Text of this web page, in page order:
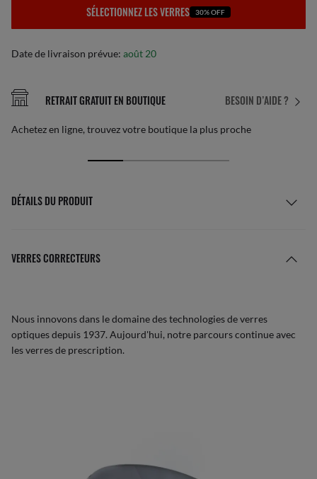
SÉLECTIONNEZ LES VERRES 30% OFF
Date de livraison prévue: août 20
BESOIN D’AIDE ?
RETRAIT GRATUIT EN BOUTIQUE
Achetez en ligne, trouvez votre boutique la plus proche
DÉTAILS DU PRODUIT
VERRES CORRECTEURS
Nous innovons dans le domaine des technologies de verres
optiques depuis 1937. Aujourd'hui, notre parcours continue avec
les verres de prescription.